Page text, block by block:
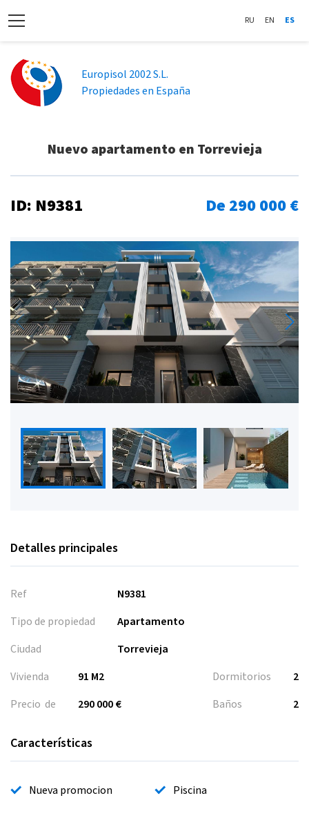
RU EN ES
Europisol 2002 S.L.
Propiedades en España
Nuevo apartamento en Torrevieja
ID: N9381 De 290 000 €
Detalles principales
Ref
N9381
Tipo de propiedad
Apartamento
Ciudad
Torrevieja
Vivienda
91 M2
Precio de
290 000 €
Dormitorios
2
Baños
2
Características
Nueva promocion Piscina